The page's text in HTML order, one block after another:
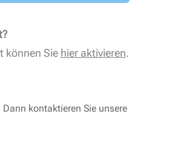
können Sie hier aktivieren.
kontaktieren Sie unsere